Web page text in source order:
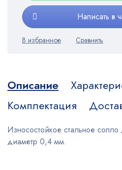
Написать в
Описание
Комплектация
Износостойкое стальное
диаметр 0,4 мм.